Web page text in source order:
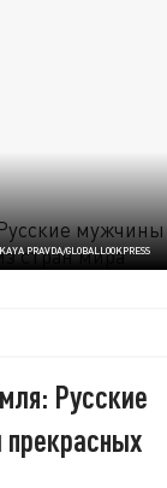
PRAVDA/GLOBALLOOKPRESS
Русские